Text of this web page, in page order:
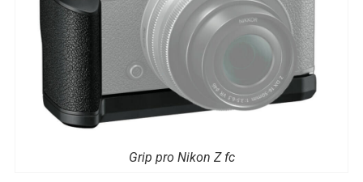
Grip pro Nikon Z fc